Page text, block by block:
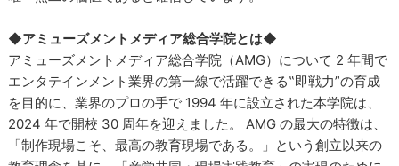
◆アミューズメントメディア総合学院とは◆
アミューズメントメディア総合学院（AMG）について 2 年間で
エンタテインメント業界の第一線で活躍できる‟即戦力”の育成
を目的に、業界のプロの手で 1994 年に設立された本学院は、
2024 年で開校 30 周年を迎えました。 AMG の最大の特徴は、
「制作現場こそ、最高の教育現場である。」という創立以来の